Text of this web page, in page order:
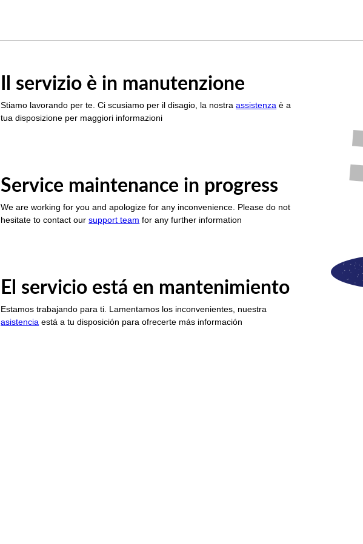
Il servizio è in manutenzione
Stiamo lavorando per te. Ci scusiamo per il disagio, la nostraassistenza è a
tua disposizione per maggiori informazioni
Service maintenance in progress
We are working for you and apologize for any inconvenience. Please do not
hesitate to contact oursupport team for any further information
El servicio está en mantenimiento
Estamos trabajando para ti. Lamentamos los inconvenientes, nuestra
asistencia está a tu disposición para ofrecerte más información